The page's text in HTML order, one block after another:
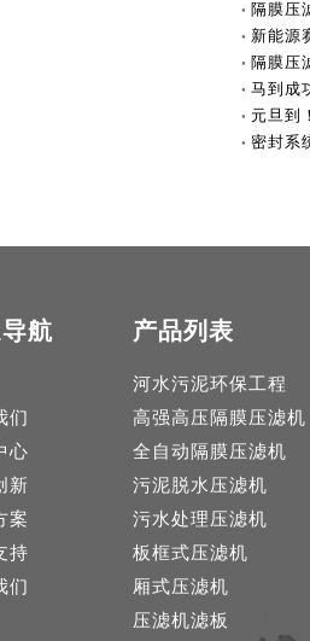
隔膜压
新能源
隔膜压
马到成
元旦到
密封系
航
们
心
新
案
持
们
产品列表
河水污泥环保工程
高强高压隔膜压滤机
全自动隔膜压滤机
污泥脱水压滤机
污水处理压滤机
板框式压滤机
厢式压滤机
压滤机滤板